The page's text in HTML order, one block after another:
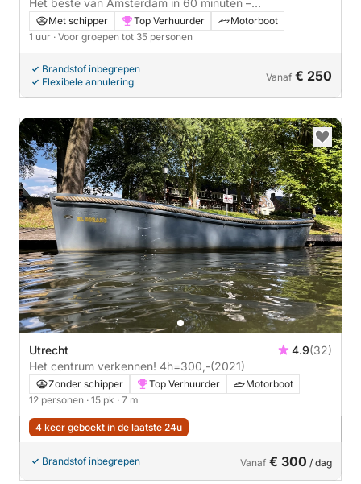
Het beste van Amsterdam in 60 minuten –
Privérondvaart
Met schipper Top Verhuurder
Motorboot
1 uur · Voor groepen tot 35 personen
Brandstof inbegrepen
Flexibele annulering
Vanaf € 250
Utrecht 4.9(32)
Het centrum verkennen! 4h=300,-(2021)
Zonder schipper Top Verhuurder
Motorboot
12 personen · 15 pk · 7 m
4 keer geboekt in de laatste 24u
Brandstof inbegrepen Vanaf € 300 / dag